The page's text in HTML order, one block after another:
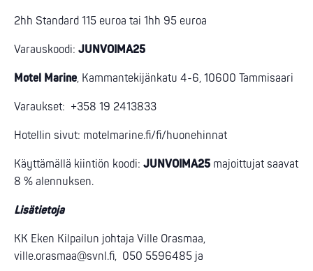
2hh Standard 115 euroa tai 1hh 95 euroa
Varauskoodi: JUNVOIMA25
Motel Marine, Kammantekijänkatu 4-6, 10600 Tammisaari
Varaukset: +358 19 2413833
Hotellin sivut: motelmarine.fi/fi/huonehinnat
Käyttämällä kiintiön koodi: JUNVOIMA25 majoittujat saavat
8 % alennuksen.
Lisätietoja
KK Eken Kilpailun johtaja Ville Orasmaa,
ville.orasmaa@svnl.fi, 050 5596485 ja